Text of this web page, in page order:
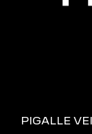
PIGALLE